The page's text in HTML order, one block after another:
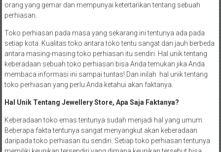
orang yang gemar dan mempunyai ketertarikan tentang sebuah
perhiasan.
Toko perhiasan pada masa yang sekarang ini tentunya ada pada
setiap kota. Kualitas toko antara toko tentu sangat dan jauh berbeda
antara masing-masing toko perhiasan itu sendiri. Hal unik tentang
keberadaan sebuah toko perhiasan bisa Anda temukan jika Anda
membaca informasi ini sampai tuntas! Dan inilah hal unik tentang
toko perhiasan yang perlu Anda ketahui akan faktanya.
Hal Unik Tentang Jewellery Store, Apa Saja Faktanya?
Keberadaan toko emas tentunya sudah menjadi hal yang umum.
Beberapa fakta tentunya sangat menyangkut akan keberadaan
daripada toko perhiasan itu sendiri. Setiap toko perhiasan tentunya